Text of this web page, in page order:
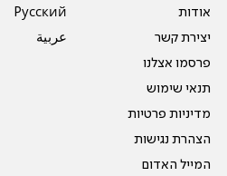
אודות
יצירת קשר
פרסמו אצלנו
תנאי שימוש
מדיניות פרטיות
הצהרת נגישות
המייל האדום
Pусский
عربية